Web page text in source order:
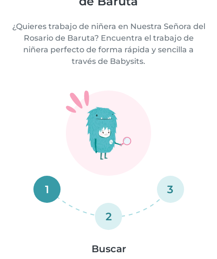
¿Quieres trabajo de niñera en Nuestra Señora del
Rosario de Baruta? Encuentra el trabajo de
niñera perfecto de forma rápida y sencilla a
través de Babysits.
1
2
3
Buscar